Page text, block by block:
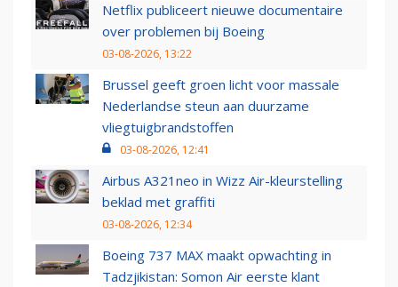
Netflix publiceert nieuwe documentaire
over problemen bij Boeing
03-08-2026, 13:22
Brussel geeft groen licht voor massale
Nederlandse steun aan duurzame
vliegtuigbrandstoffen
03-08-2026, 12:41
Airbus A321neo in Wizz Air-kleurstelling
beklad met graffiti
03-08-2026, 12:34
Boeing 737 MAX maakt opwachting in
Tadzjikistan: Somon Air eerste klant